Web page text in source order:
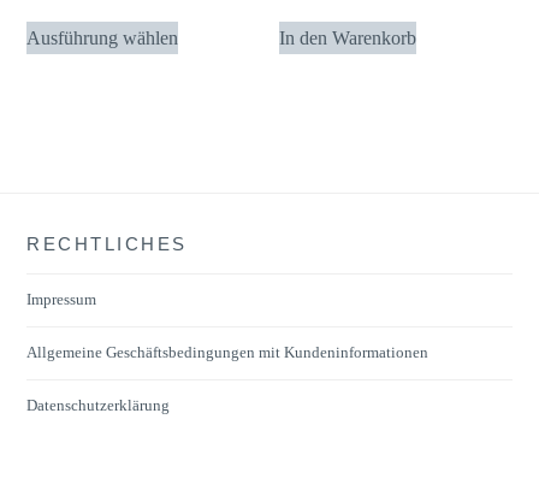
Ausführung wählen
Dieses
Produkt
Optionen
der
In den Warenkorb
RECHTLICHES
Impressum
Allgemeine Geschäftsbedingungen mit Kundeninformationen
Datenschutzerklärung